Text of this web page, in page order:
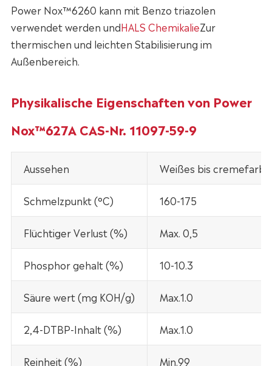
Power Nox™6260 kann mit Benzo triazolen
verwendet werden undHALS ChemikalieZur
thermischen und leichten Stabilisierung im
Außenbereich.
Physikalische Eigenschaften von Power
Nox™627A CAS-Nr. 11097-59-9
Aussehen Weißes bis
Schmelzpunkt (°C) 160-175
Flüchtiger Verlust (%) Max. 0,5
Phosphor gehalt (%) 10-10.3
Säure wert (mg KOH/g) Max.1.0
2,4-DTBP-Inhalt (%) Max.1.0
Reinheit (%) Min.99